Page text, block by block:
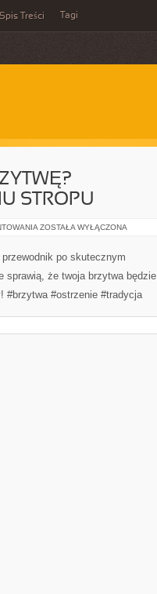
Spis Treści Tagi
STROPU
JAK
BRZYTWĘ?
PRZEWODNIK
SZLIFOWANIU
ZOSTAŁA WYŁĄCZONA
po skutecznym
sprawią, że twoja brzytwa będzie
#brzytwa #ostrzenie #tradycja